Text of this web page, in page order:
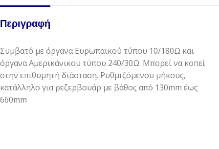
Περιγραφή
Συμβατό με όργανα Ευρωπαϊκού τύπου 10/180Ω και
όργανα Αμερικάνικου τύπου 240/30Ω. Μπορεί να κοπεί
στην επιθυμητή διάσταση. Ρυθμιζόμενου μήκους,
κατάλληλο για ρεζερβουάρ με βάθος από 130mm έως
660mm